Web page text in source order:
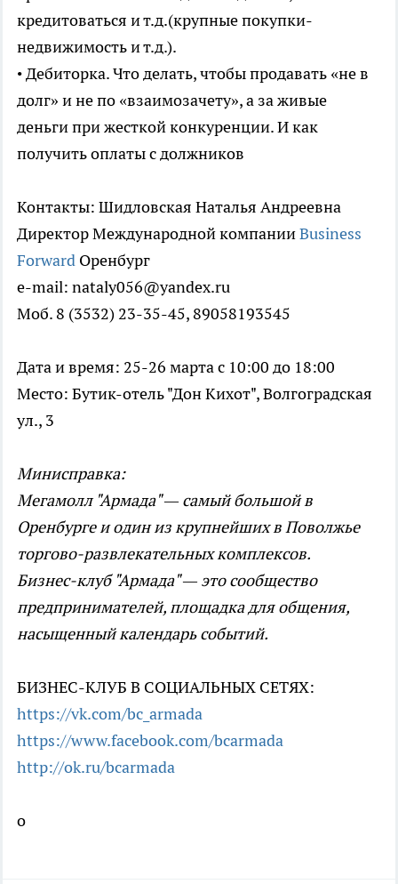
кредитоваться и т.д.(крупные покупки-
недвижимость и т.д.).
• Дебиторка. Что делать, чтобы продавать «не в
долг» и не по «взаимозачету», а за живые
деньги при жесткой конкуренции. И как
получить оплаты с должников
Контакты: Шидловская Наталья Андреевна
Директор Международной компанииBusiness
Forward Оренбург
e-mail: nataly056@yandex.ru
Моб. 8 (3532) 23-35-45, 89058193545
Дата и время: 25-26 марта с 10:00 до 18:00
Место: Бутик-отель "Дон Кихот", Волгоградская
ул., 3
Минисправка:
Мегамолл "Армада" — самый большой в
Оренбурге и один из крупнейших в Поволжье
торгово-развлекательных комплексов.
Бизнес-клуб "Армада" — это сообщество
предпринимателей, площадка для общения,
насыщенный календарь событий.
БИЗНЕС-КЛУБ В СОЦИАЛЬНЫХ СЕТЯХ:
https://vk.com/bc_armada
https://www.facebook.com/bcarmada
http://ok.ru/bcarmada
о